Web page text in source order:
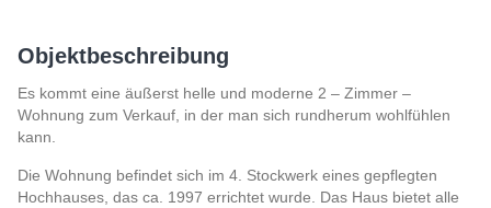
Objektbeschreibung
Es kommt eine äußerst helle und moderne 2 – Zimmer –
Wohnung zum Verkauf, in der man sich rundherum wohlfühlen
kann.
Die Wohnung befindet sich im 4. Stockwerk eines gepflegten
Hochhauses, das ca. 1997 errichtet wurde. Das Haus bietet alle